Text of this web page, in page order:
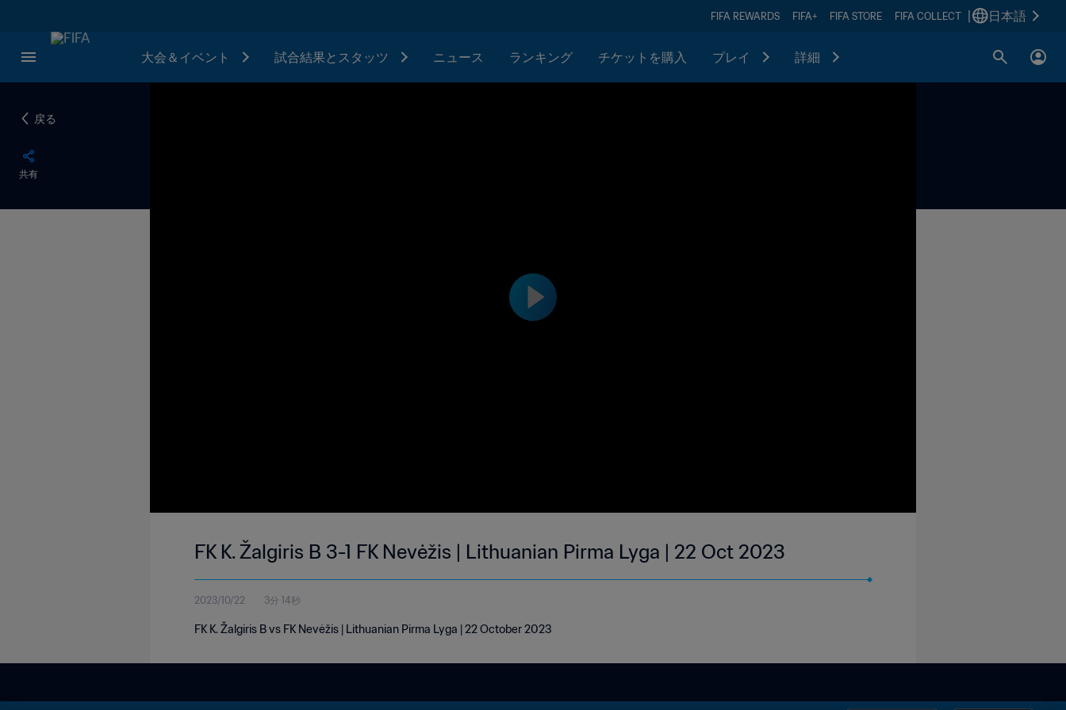
FIFA REWARDS FIFA+ FIFA STORE FIFA COLLECT 日本語
大会＆イベント 試合結果とスタッツ ニュース ランキング チケットを購入 プレイ 詳細
戻る
共有
FK K. Žalgiris B 3-1 FK Nevėžis | Lithuanian Pirma Lyga | 22 Oct 2023
2023/10/22 3分 14秒
FK K. Žalgiris B vs FK Nevėžis | Lithuanian Pirma Lyga | 22 October 2023